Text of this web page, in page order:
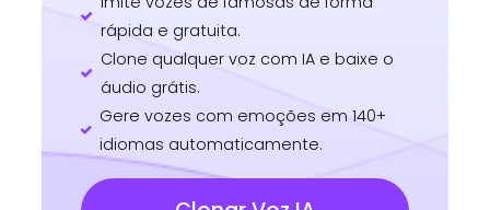
rápida e gratuita.
Clone qualquer voz com IA e baixe o
áudio grátis.
Gere vozes com emoções em 140+
idiomas automaticamente.